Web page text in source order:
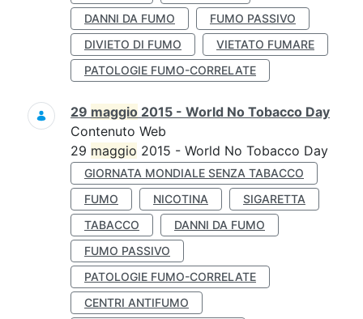
DANNI DA FUMO
FUMO PASSIVO
DIVIETO DI FUMO
VIETATO FUMARE
PATOLOGIE FUMO-CORRELATE
29 maggio 2015 - World No Tobacco Day
Contenuto Web
29 maggio 2015 - World No Tobacco Day
GIORNATA MONDIALE SENZA TABACCO
FUMO
NICOTINA
SIGARETTA
TABACCO
DANNI DA FUMO
FUMO PASSIVO
PATOLOGIE FUMO-CORRELATE
CENTRI ANTIFUMO